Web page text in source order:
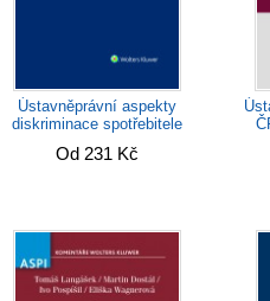
Ústavněprávní aspekty
diskriminace spotřebitele
Od 231 Kč